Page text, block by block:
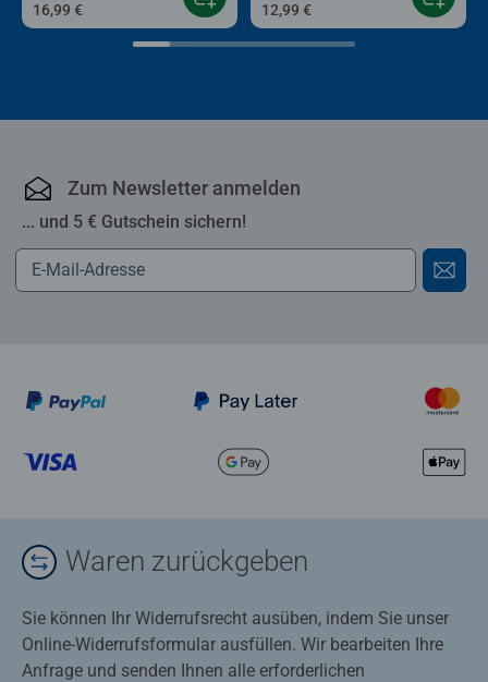
16,99 € 12,99 €
Zum Newsletter anmelden
... und 5 € Gutschein sichern!
Waren zurückgeben
Sie können Ihr Widerrufsrecht ausüben, indem Sie unser
Online-Widerrufsformular ausfüllen. Wir bearbeiten Ihre
Anfrage und senden Ihnen alle erforderlichen